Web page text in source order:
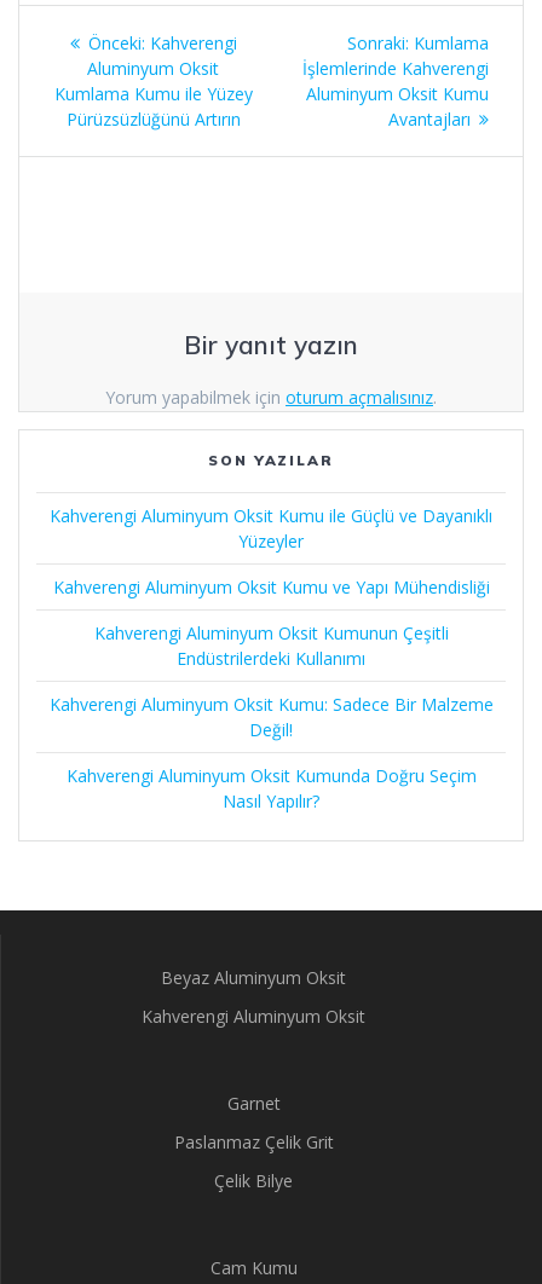
Yazı
gezinmesi
Önceki: Önceki
yazı:
Kahverengi
Aluminyum Oksit
Kumlama Kumu ile Yüzey
Pürüzsüzlüğünü Artırın
Sonraki: Sonraki
yazı:
Kumlama
İşlemlerinde Kahverengi
Aluminyum Oksit Kumu
Avantajları
Bir yanıt yazın
Yorum yapabilmek için oturum açmalısınız.
SON YAZILAR
Kahverengi Aluminyum Oksit Kumu ile Güçlü ve Dayanıklı
Yüzeyler
Kahverengi Aluminyum Oksit Kumu ve Yapı Mühendisliği
Kahverengi Aluminyum Oksit Kumunun Çeşitli
Endüstrilerdeki Kullanımı
Kahverengi Aluminyum Oksit Kumu: Sadece Bir Malzeme
Değil!
Kahverengi Aluminyum Oksit Kumunda Doğru Seçim
Nasıl Yapılır?
Beyaz Aluminyum Oksit
Kahverengi Aluminyum Oksit
Garnet
Paslanmaz Çelik Grit
Çelik Bilye
Cam Kumu